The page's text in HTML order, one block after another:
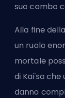
suo combo
Alla fine
un ruolo
mortale
di Kai'sa
danno